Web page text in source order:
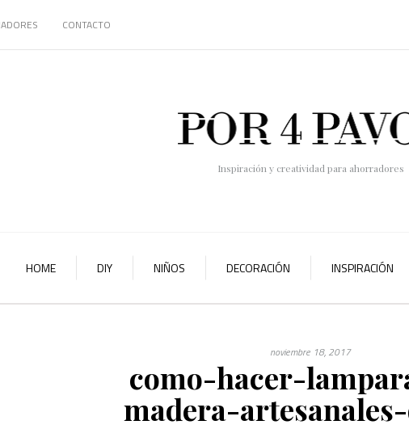
CONTACTO
Inspiración y creatividad para ahorradores
HOME DIY NIÑOS DECORACIÓN INSPIRACIÓN
noviembre 18, 2017
como-hacer-
madera-